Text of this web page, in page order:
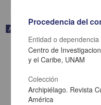
Artículo
Procedencia del
Entidad o dependencia
Centro de
y el Caribe, UNAM
Colección
Archipiélago. Revista
América